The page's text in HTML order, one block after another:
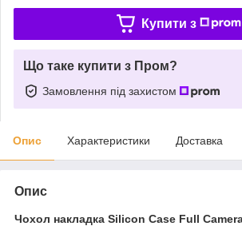
Купити з
Що таке купити з Пром?
Замовлення під захистом
Опис Характеристики Доставка
Опис
Чохол накладка Silicon Case Full